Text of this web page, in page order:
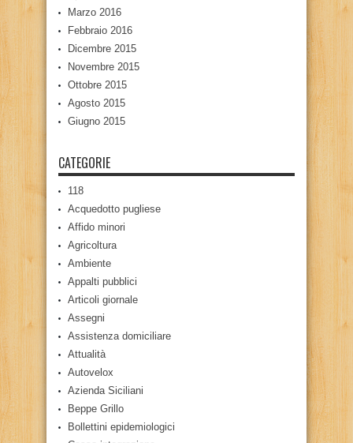
Marzo 2016
Febbraio 2016
Dicembre 2015
Novembre 2015
Ottobre 2015
Agosto 2015
Giugno 2015
CATEGORIE
118
Acquedotto pugliese
Affido minori
Agricoltura
Ambiente
Appalti pubblici
Articoli giornale
Assegni
Assistenza domiciliare
Attualità
Autovelox
Azienda Siciliani
Beppe Grillo
Bollettini epidemiologici